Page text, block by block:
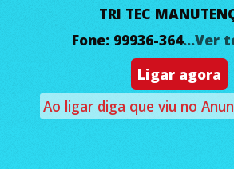
TRI TEC
Fone: 99936-364...Ver
Ligar agora
Ao ligar diga que viu no